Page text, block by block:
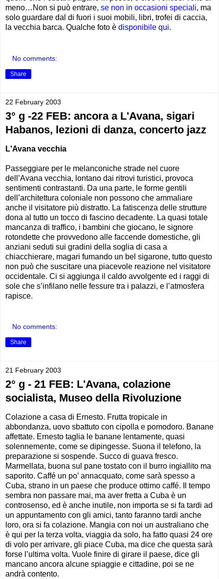
meno…Non si può entrare, se non in occasioni speciali, ma
solo guardare dal di fuori i suoi mobili, libri, trofei di caccia,
la vecchia barca. Qualche foto è disponibile qui.
No comments:
Share
22 February 2003
3° g -22 FEB: ancora a L'Avana, sigari
Habanos, lezioni di danza, concerto jazz
L'Avana vecchia
Passeggiare per le melanconiche strade nel cuore
dell’Avana vecchia, lontano dai ritrovi turistici, provoca
sentimenti contrastanti. Da una parte, le forme gentili
dell’architettura coloniale non possono che ammaliare
anche il visitatore più distratto. La fatiscenza delle strutture
dona al tutto un tocco di fascino decadente. La quasi totale
mancanza di traffico, i bambini che giocano, le signore
rotondette che provvedono alle faccende domestiche, gli
anziani seduti sui gradini della soglia di casa a
chiacchierare, magari fumando un bel sigarone, tutto questo
non può che suscitare una piacevole reazione nel visitatore
occidentale. Ci si aggiunga il caldo avvolgente ed i raggi di
sole che s’infilano nelle fessure tra i palazzi, e l’atmosfera
rapisce.
No comments:
Share
21 February 2003
2° g - 21 FEB: L'Avana, colazione
socialista, Museo della Rivoluzione
Colazione a casa di Ernesto. Frutta tropicale in
abbondanza, uovo sbattuto con cipolla e pomodoro. Banane
affettate. Ernesto taglia le banane lentamente, quasi
solennemente, come se dipingesse. Suona il telefono, la
preparazione si sospende. Succo di guava fresco.
Marmellata, buona sul pane tostato con il burro ingiallito ma
saporito. Caffé un po’ annacquato, come sarà spesso a
Cuba, strano in un paese che produce ottimo caffé. Il tempo
sembra non passare mai, ma aver fretta a Cuba è un
controsenso, ed è anche inutile, non importa se si fa tardi ad
un appuntamento con gli amici, tanto faranno tardi anche
loro, ora si fa colazione. Mangia con noi un australiano che
è qui per la terza volta, viaggia da solo, ha fatto quasi 24 ore
di volo per arrivare, gli piace Cuba, ma dice che questa sarà
forse l’ultima volta. Vuole finire di girare il paese, dice gli
mancano ancora alcune spiaggie e cittadine, poi se ne
andrà contento.